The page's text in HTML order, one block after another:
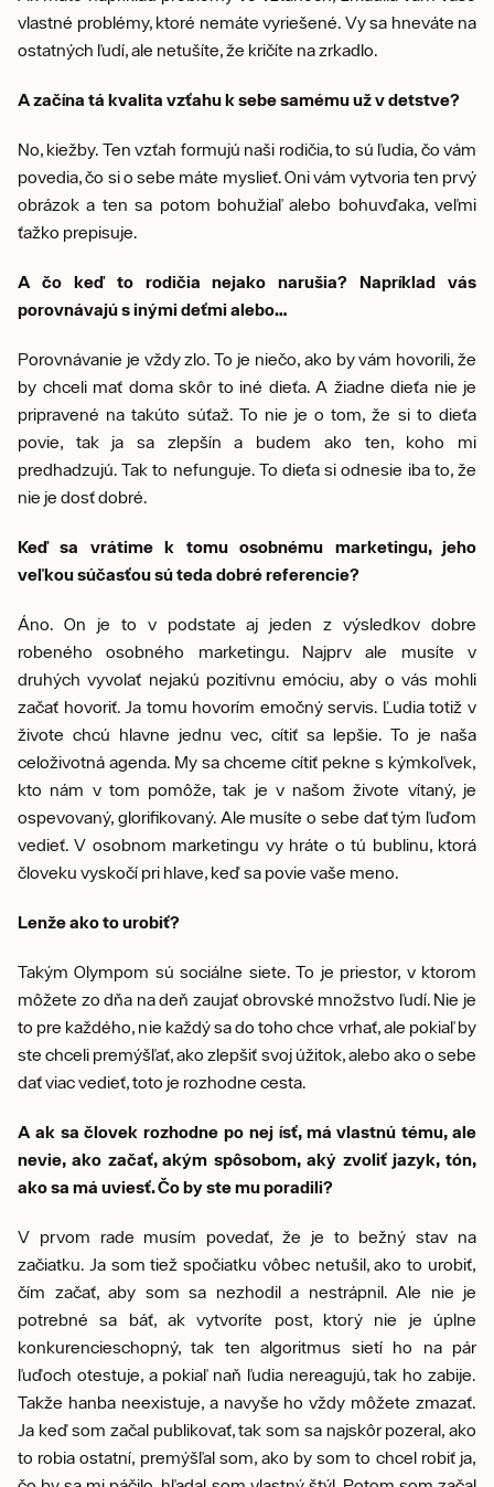
vlastné problémy, ktoré nemáte vyriešené. Vy sa hneváte na
ostatných ľudí, ale netušíte, že kričíte na zrkadlo.
A začína tá kvalita vzťahu k sebe samému už v detstve?
No, kiežby. Ten vzťah formujú naši rodičia, to sú ľudia, čo vám
povedia, čo si o sebe máte myslieť. Oni vám vytvoria ten prvý
obrázok a ten sa potom bohužiaľ alebo bohuvďaka, veľmi
ťažko prepisuje.
A čo keď to rodičia nejako narušia? Napríklad vás
porovnávajú s inými deťmi alebo…
Porovnávanie je vždy zlo. To je niečo, ako by vám hovorili, že
by chceli mať doma skôr to iné dieťa. A žiadne dieťa nie je
pripravené na takúto súťaž. To nie je o tom, že si to dieťa
povie, tak ja sa zlepšín a budem ako ten, koho mi
predhadzujú. Tak to nefunguje. To dieťa si odnesie iba to, že
nie je dosť dobré.
Keď sa vrátime k tomu osobnému marketingu, jeho
veľkou súčasťou sú teda dobré referencie?
Áno. On je to v podstate aj jeden z výsledkov dobre
robeného osobného marketingu. Najprv ale musíte v
druhých vyvolať nejakú pozitívnu emóciu, aby o vás mohli
začať hovoriť. Ja tomu hovorím emočný servis. Ľudia totiž v
živote chcú hlavne jednu vec, cítiť sa lepšie. To je naša
celoživotná agenda. My sa chceme cítiť pekne s kýmkoľvek,
kto nám v tom pomôže, tak je v našom živote vítaný, je
ospevovaný, glorifikovaný. Ale musíte o sebe dať tým ľuďom
vedieť. V osobnom marketingu vy hráte o tú bublinu, ktorá
človeku vyskočí pri hlave, keď sa povie vaše meno.
Lenže ako to urobiť?
Takým Olympom sú sociálne siete. To je priestor, v ktorom
môžete zo dňa na deň zaujať obrovské množstvo ľudí. Nie je
to pre každého, nie každý sa do toho chce vrhať, ale pokiaľ by
ste chceli premýšľať, ako zlepšiť svoj úžitok, alebo ako o sebe
dať viac vedieť, toto je rozhodne cesta.
A ak sa človek rozhodne po nej ísť, má vlastnú tému, ale
nevie, ako začať, akým spôsobom, aký zvoliť jazyk, tón,
ako sa má uviesť. Čo by ste mu poradili?
V prvom rade musím povedať, že je to bežný stav na
začiatku. Ja som tiež spočiatku vôbec netušil, ako to urobiť,
čím začať, aby som sa nezhodil a nestrápnil. Ale nie je
potrebné sa báť, ak vytvoríte post, ktorý nie je úplne
konkurencieschopný, tak ten algoritmus sietí ho na pár
ľuďoch otestuje, a pokiaľ naň ľudia nereagujú, tak ho zabije.
Takže hanba neexistuje, a navyše ho vždy môžete zmazať.
Ja keď som začal publikovať, tak som sa najskôr pozeral, ako
to robia ostatní, premýšľal som, ako by som to chcel robiť ja,